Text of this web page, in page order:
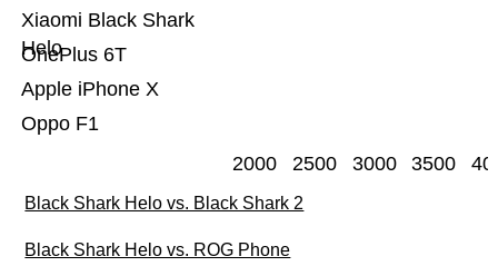
Oppo F1
Apple iPhone X
OnePlus 6T
Xiaomi Black Shark
Helo
2000 2500 3000 3500
Black Shark Helo vs. Black Shark 2
Black Shark Helo vs. ROG Phone